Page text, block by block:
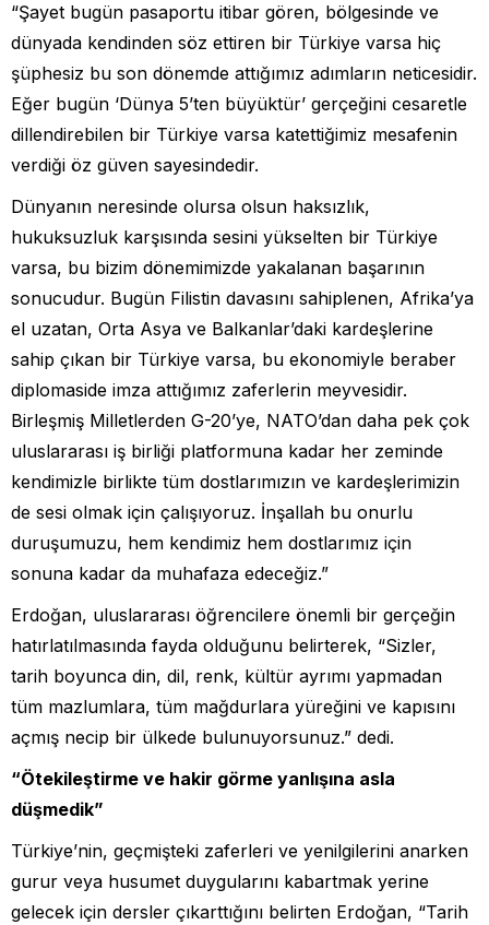
“Şayet bugün pasaportu itibar gören, bölgesinde ve
dünyada kendinden söz ettiren bir Türkiye varsa hiç
şüphesiz bu son dönemde attığımız adımların neticesidir.
Eğer bugün ‘Dünya 5’ten büyüktür’ gerçeğini cesaretle
dillendirebilen bir Türkiye varsa katettiğimiz mesafenin
verdiği öz güven sayesindedir.
Dünyanın neresinde olursa olsun haksızlık,
hukuksuzluk karşısında sesini yükselten bir Türkiye
varsa, bu bizim dönemimizde yakalanan başarının
sonucudur. Bugün Filistin davasını sahiplenen, Afrika’ya
el uzatan, Orta Asya ve Balkanlar’daki kardeşlerine
sahip çıkan bir Türkiye varsa, bu ekonomiyle beraber
diplomaside imza attığımız zaferlerin meyvesidir.
Birleşmiş Milletlerden G-20’ye, NATO’dan daha pek çok
uluslararası iş birliği platformuna kadar her zeminde
kendimizle birlikte tüm dostlarımızın ve kardeşlerimizin
de sesi olmak için çalışıyoruz. İnşallah bu onurlu
duruşumuzu, hem kendimiz hem dostlarımız için
sonuna kadar da muhafaza edeceğiz.”
Erdoğan, uluslararası öğrencilere önemli bir gerçeğin
hatırlatılmasında fayda olduğunu belirterek, “Sizler,
tarih boyunca din, dil, renk, kültür ayrımı yapmadan
tüm mazlumlara, tüm mağdurlara yüreğini ve kapısını
açmış necip bir ülkede bulunuyorsunuz.” dedi.
“Ötekileştirme ve hakir görme yanlışına asla
düşmedik”
Türkiye’nin, geçmişteki zaferleri ve yenilgilerini anarken
gurur veya husumet duygularını kabartmak yerine
gelecek için dersler çıkarttığını belirten Erdoğan, “Tarih